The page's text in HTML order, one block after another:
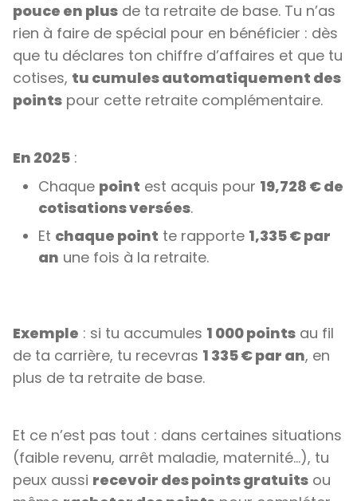
pouce en plus de ta retraite de base. Tu n’as
rien à faire de spécial pour en bénéficier : dès
que tu déclares ton chiffre d’affaires et que tu
cotises, tu cumules automatiquement des
points pour cette retraite complémentaire.
En 2025 :
Chaque point est acquis pour 19,728 € de
cotisations versées.
Et chaque point te rapporte 1,335 € par
an une fois à la retraite.
Exemple : si tu accumules 1 000 points au fil
de ta carrière, tu recevras 1 335 € par an, en
plus de ta retraite de base.
Et ce n’est pas tout : dans certaines situations
(faible revenu, arrêt maladie, maternité…), tu
peux aussi recevoir des points gratuits ou